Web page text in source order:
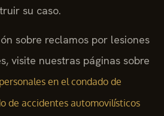
su caso.
sobre reclamos por lesiones
visite nuestras páginas sobre
en el condado de
de accidentes automovilísticos